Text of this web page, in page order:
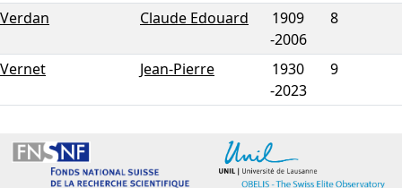
Verdan Claude Edouard
1909
-2006
8
Vernet Jean-Pierre
1930
-2023
9